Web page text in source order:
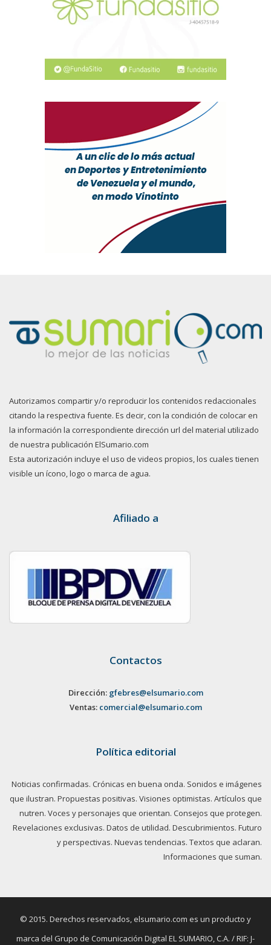
Autorizamos compartir y/o reproducir los contenidos redaccionales
citando la respectiva fuente. Es decir, con la condición de colocar en
la información la correspondiente dirección url del material utilizado
de nuestra publicación ElSumario.com
Esta autorización incluye el uso de videos propios, los cuales tienen
visible un ícono, logo o marca de agua.
Afiliado a
Contactos
Dirección: gfebres@elsumario.com
Ventas: comercial@elsumario.com
Política editorial
Noticias confirmadas. Crónicas en buena onda. Sonidos e imágenes
que ilustran. Propuestas positivas. Visiones optimistas. Artículos que
nutren. Voces y personajes que orientan. Consejos que protegen.
Revelaciones exclusivas. Datos de utilidad. Descubrimientos. Futuro
y perspectivas. Nuevas tendencias. Textos que aclaran.
Informaciones que suman.
© 2015. Derechos reservados, elsumario.com es un producto y
marca del Grupo de Comunicación Digital EL SUMARIO, C.A. / RIF: J-